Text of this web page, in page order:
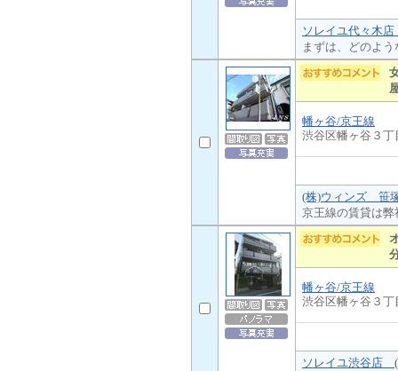
ソレイユ代々木
まずは、どのよ
幡ヶ谷/京王線
渋谷区幡ヶ谷３丁
(株)ウィンズ 笹
京王線の賃貸は
幡ヶ谷/京王線
渋谷区幡ヶ谷３丁
ソレイユ渋谷店 (